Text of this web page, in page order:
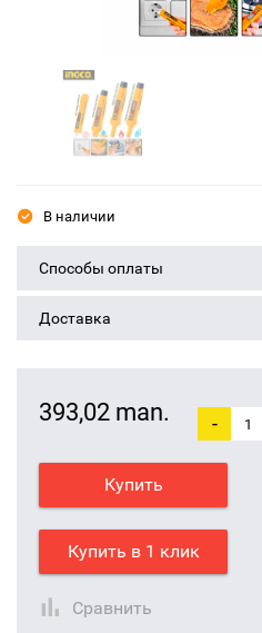
В наличии
Способы оплаты
Доставка
393,02 man. -
Купить
Купить в 1 клик
Сравнить